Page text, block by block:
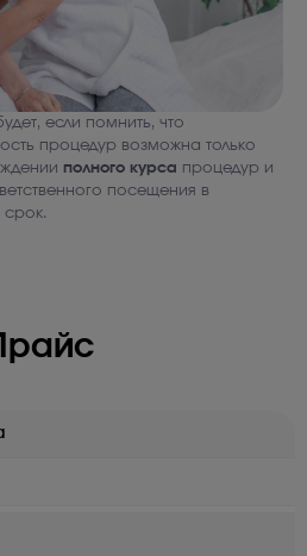
если помнить, что
процедур возможна только
полного курса процедур и
посещения в
срок.